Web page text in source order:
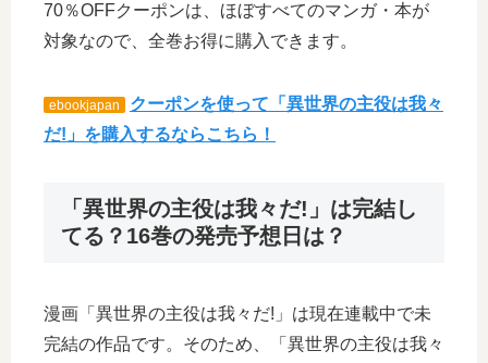
70％OFFクーポンは、ほぼすべてのマンガ・本が
対象なので、全巻お得に購入できます。
ebookjapan
クーポンを使って「異世界の主役は我々
だ!」を購入するならこちら！
「異世界の主役は我々だ!」は完結し
てる？16巻の発売予想日は？
漫画「異世界の主役は我々だ!」は現在連載中で未
完結の作品です。そのため、「異世界の主役は我々